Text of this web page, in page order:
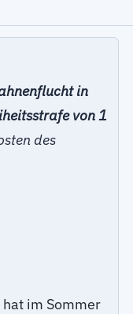
in
von 1
des
im Sommer